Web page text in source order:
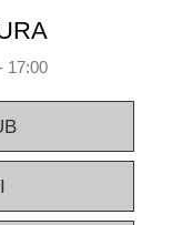
17:00